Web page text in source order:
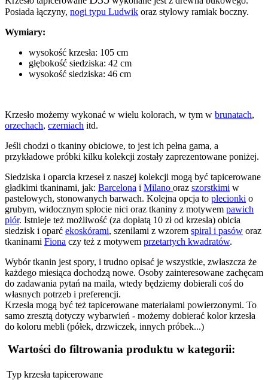
Posiada łączyny, nogi typu Ludwik oraz stylowy ramiak boczny.
Wymiary:
wysokość krzesła: 105 cm
głębokość siedziska: 42 cm
wysokość siedziska: 46 cm
Krzesło możemy wykonać w wielu kolorach, w tym w brunatach,
orzechach, czerniach itd.
Jeśli chodzi o tkaniny obiciowe, to jest ich pełna gama, a
przykładowe próbki kilku kolekcji zostały zaprezentowane poniżej.
Siedziska i oparcia krzeseł z naszej kolekcji mogą być tapicerowane
gładkimi tkaninami, jak: Barcelona i Milano oraz szorstkimi w
pastelowych, stonowanych barwach. Kolejna opcja to plecionki o
grubym, widocznym splocie nici oraz tkaniny z motywem pawich
piór. Istnieje też możliwość (za dopłatą 10 zł od krzesła) obicia
siedzisk i oparć ekoskórami, szenilami z wzorem spiral i pasów oraz
tkaninami Fiona czy też z motywem przetartych kwadratów.
Wybór tkanin jest spory, i trudno opisać je wszystkie, zwłaszcza że
każdego miesiąca dochodzą nowe. Osoby zainteresowane zachęcam
do zadawania pytań na maila, wtedy będziemy dobierali coś do
własnych potrzeb i preferencji.
Krzesła mogą być też tapicerowane materiałami powierzonymi. To
samo zresztą dotyczy wybarwień - możemy dobierać kolor krzesła
do koloru mebli (półek, drzwiczek, innych próbek...)
Wartości do filtrowania produktu w kategorii:
Typ krzesła tapicerowane